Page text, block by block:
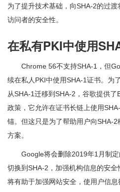
为了提升技术基础，向SHA-2的过
访问者的安全性。
在私有PKI中使用
Chrome 56不支持SHA-1，但
续在私人PKI中使用SHA-1证书。为
从SHA-1迁移到SHA-2，谷歌提供
政策，它允许在证书长链上使用
锚。但这只是为了帮助用户向SHA-
方案。
Google将会删除2019年1月制
切换到SHA-2，加强机构信息的安
将有助于加强网站安全，使用户信息